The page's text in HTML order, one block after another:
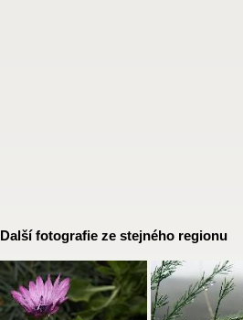
Další fotografie ze stejného regionu